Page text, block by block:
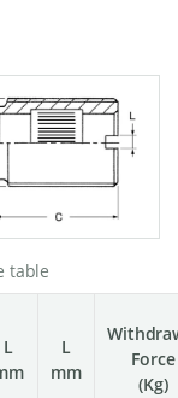
table
L
L
mm
Force
(Kg)